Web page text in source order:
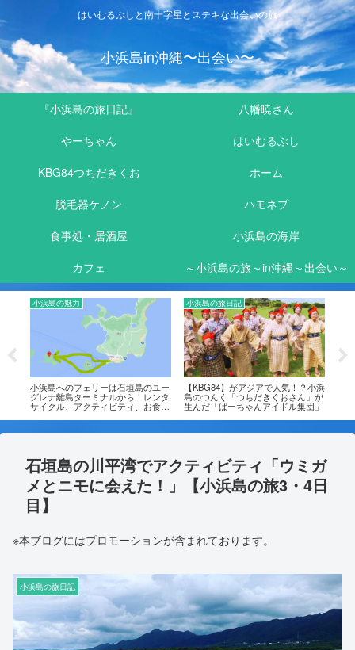
はいむるぶしと南十字星とステキな出会いの旅
小浜島in沖縄〜出会い〜
『小浜島の旅日記』
八幡暁さん
やーちゃん
はいむるぶし
KBG84つちだきくお
ホーム
脱毛器ケノン
ハモネプ
食事処・居酒屋
小浜島の海岸
カフェ
～小浜島の旅～in沖縄～出会い～
小浜島の魅力
小浜島へのフェリーは石垣島のユー
グレナ離島ターミナルから！レンタ
サイクル、アクティビティ、お食事
小浜島の旅日記
【KBG84】がアジアで人気！？小浜
島のつんく「つちだきくおさん」が
生んだ「ばーちゃんアイドル集団」
石垣島の川平湾でアクティビティ「ウミガ
メとニモに会えた！」【小浜島の旅3・4日
目】
※本ブログにはプロモーションが含まれております。
小浜島の旅日記